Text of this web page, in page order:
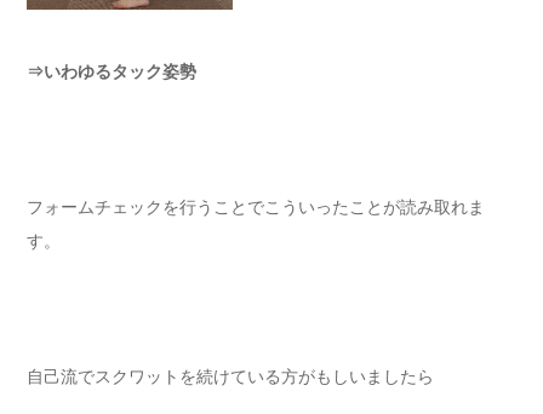
⇒いわゆるタック姿勢
フォームチェックを行うことでこういったことが読み取れま
す。
自己流でスクワットを続けている方がもしいましたら